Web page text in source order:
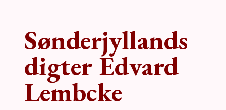
Sønderjyllands
digter Edvard
Lembcke